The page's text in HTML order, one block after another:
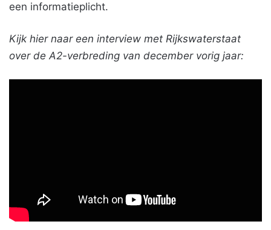
een informatieplicht.
Kijk hier naar een interview met Rijkswaterstaat
over de A2-verbreding van december vorig jaar: